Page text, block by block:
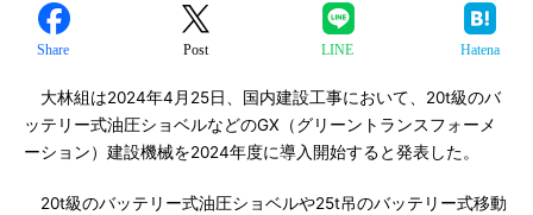
Share Post LINE Hatena
大林組は2024年4月25日、国内建設工事において、20t級のバ
ッテリー式油圧ショベルなどのGX（グリーントランスフォーメ
ーション）建設機械を2024年度に導入開始すると発表した。
20t級のバッテリー式油圧ショベルや25t吊のバッテリー式移動